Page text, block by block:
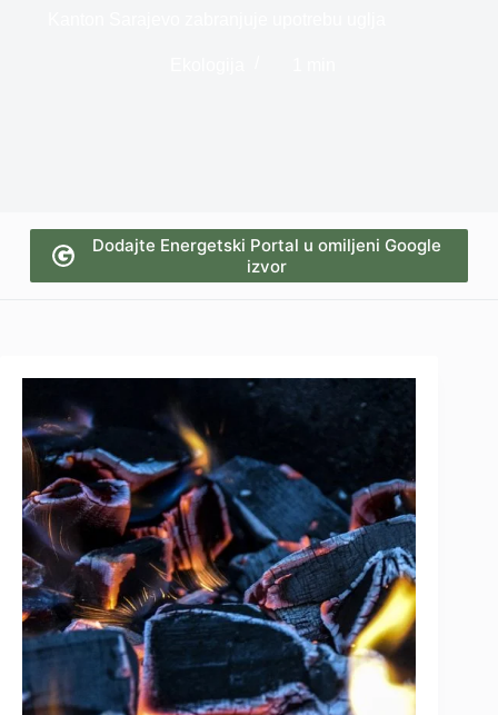
Dodajte Energetski Portal u omiljeni Google
izvor